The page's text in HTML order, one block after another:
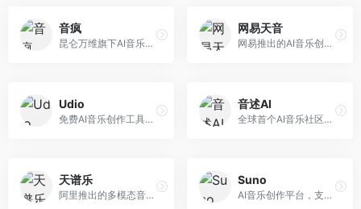
音疯
昆仑万维旗下AI音乐创作平台，专注于音乐内容生成。面向音乐爱好者和内容创作者，提供多种风格音乐生成，操作简便，创作速度快。
网易天音
网易推出的AI音乐创作工具，支持作词、作曲与编曲。面向音乐爱好者和独立音乐人，提供歌词生成、旋律创作、编曲制作等服务，与网易云音乐生态深度整合。
Udio
免费AI音乐创作工具，专注于高质量音乐生成。面向音乐创作者和内容制作者，支持多种音乐风格生成，音质专业，创作自由度高，适合专业音乐制作场景。
音述AI
全球首个AI音乐社区平台，整合创作与分享功能。面向音乐创作者和爱好者，提供音乐创作、作品分享、社区交流等服务，社区氛围活跃。
天谱乐
阿里推出的多模态音乐生成平台，整合音频与文本理解能力。面向内容创作者，支持歌词生成、旋律创作、音乐编辑等服务，与阿里生态深度整合。
Suno
AI音乐创作平台，支持通过文字描述生成完整歌曲，包含歌词、旋律和人声。面向音乐爱好者、内容创作者和独立音乐人，操作门槛低，创作速度快，支持多种音乐风格，为音乐创作带来全新可能。